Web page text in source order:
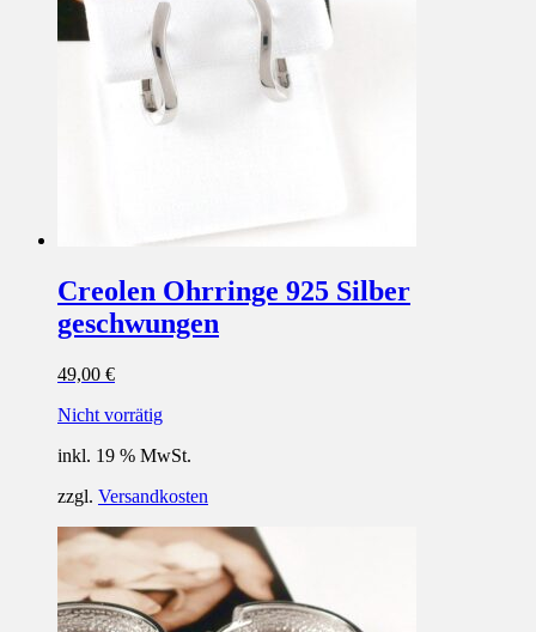
Creolen Ohrringe 925 Silber
geschwungen
49,00 €
Nicht vorrätig
inkl. 19 % MwSt.
zzgl. Versandkosten